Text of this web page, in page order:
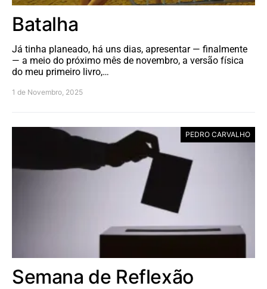
Batalha
Já tinha planeado, há uns dias, apresentar — finalmente
— a meio do próximo mês de novembro, a versão física
do meu primeiro livro,…
1 de Novembro, 2025
PEDRO CARVALHO
Semana de Reflexão